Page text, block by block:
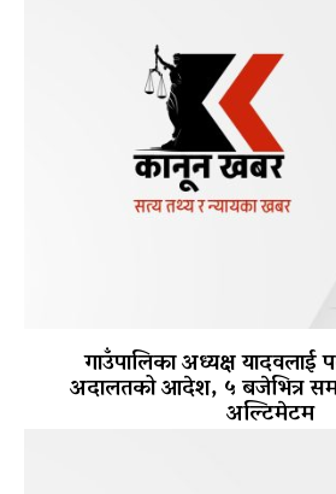
गाउँपालिका अध्यक्ष यादवलाई
अदालतको आदेश, ५ बजेभित्र
अल्टिमेटम